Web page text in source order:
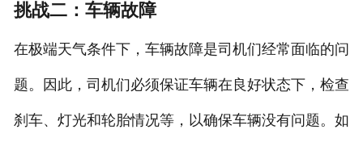
挑战二：车辆故障
在极端天气条件下，车辆故障是司机们经常面临的问
题。因此，司机们必须保证车辆在良好状态下，检查
刹车、灯光和轮胎情况等，以确保车辆没有问题。如